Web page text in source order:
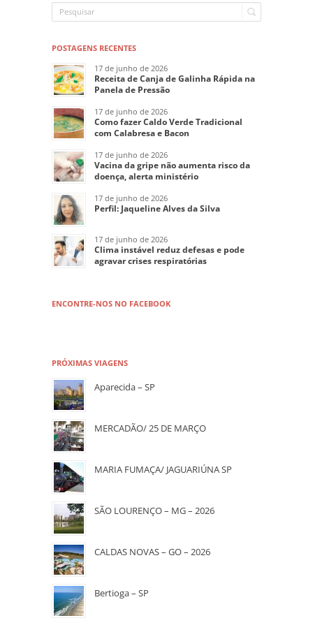
POSTAGENS RECENTES
17 de junho de 2026
Receita de Canja de Galinha Rápida na
Panela de Pressão
17 de junho de 2026
Como fazer Caldo Verde Tradicional
com Calabresa e Bacon
17 de junho de 2026
Vacina da gripe não aumenta risco da
doença, alerta ministério
17 de junho de 2026
Perfil: Jaqueline Alves da Silva
17 de junho de 2026
Clima instável reduz defesas e pode
agravar crises respiratórias
ENCONTRE-NOS NO FACEBOOK
PRÓXIMAS VIAGENS
Aparecida – SP
MERCADÃO/ 25 DE MARÇO
MARIA FUMAÇA/ JAGUARIÚNA SP
SÃO LOURENÇO – MG – 2026
CALDAS NOVAS – GO – 2026
Bertioga – SP